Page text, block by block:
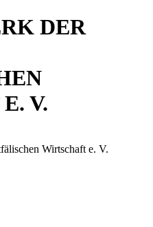
DER
V.
Wirtschaft e. V.